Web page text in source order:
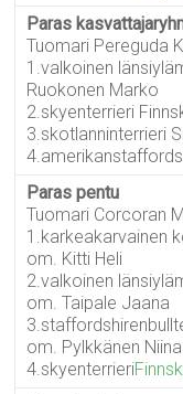
Paras
Tuomari Pereguda
1.valkoinen
Ruokonen Marko
2.skyenterrieri
3.skotlanninterrieri
Paras pentu
Tuomari Corcoran
1.karkeakarvainen
om. Kitti Heli
2.valkoinen
om. Taipale Jaana
om. Pylkkänen Niina
4.skyenterrieri